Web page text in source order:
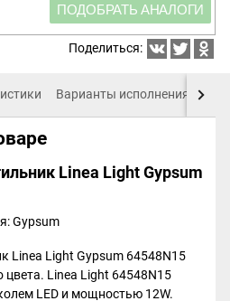
ПОДОБРАТЬ АНАЛОГИ
Поделиться:
Варианты исполнения
Linea Light Gypsum
Gypsum
Linea Light Gypsum 64548N15
цвета. Linea Light 64548N15
LED и мощностью 12W.